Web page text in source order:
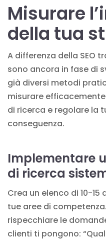
Misurare
della tua
A differenza della SEO
sono ancora in fase di
già diversi metodi
misurare
di ricerca e regolare la
conseguenza.
Implementare
di ricerca
Crea un elenco di 10-
tue aree di
rispecchiare le
clienti ti pongono: